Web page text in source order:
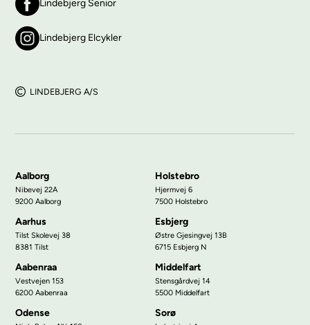
Lindebjerg Senior
Lindebjerg Elcykler
LINDEBJERG A/S
Aalborg
Nibevej 22A
9200 Aalborg
Holstebro
Hjermvej 6
7500 Holstebro
Aarhus
Tilst Skolevej 38
8381 Tilst
Esbjerg
Østre Gjesingvej 13B
6715 Esbjerg N
Aabenraa
Vestvejen 153
6200 Aabenraa
Middelfart
Stensgårdvej 14
5500 Middelfart
Odense Sorø